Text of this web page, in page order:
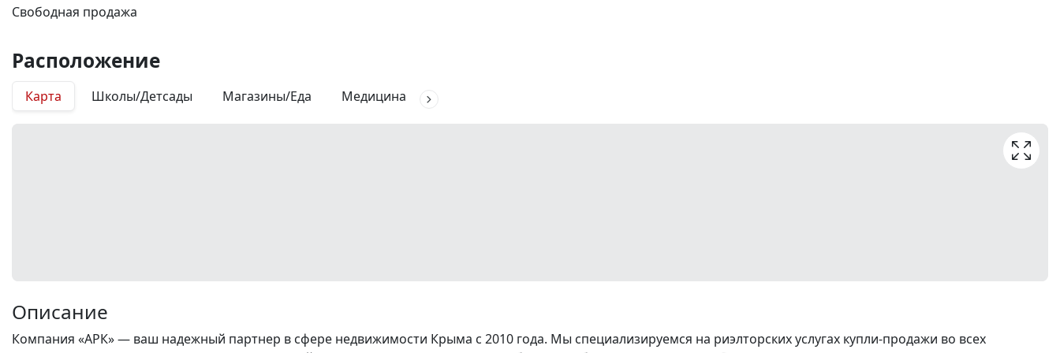
Свободная продажа
Расположение
Карта Школы/Детсады Магазины/Еда Медицина
Описание
Компания «АРК» — ваш надежный партнер в сфере недвижимости Крыма с 2010 года. Мы специализируемся на риэлторских услугах купли-продажи во всех